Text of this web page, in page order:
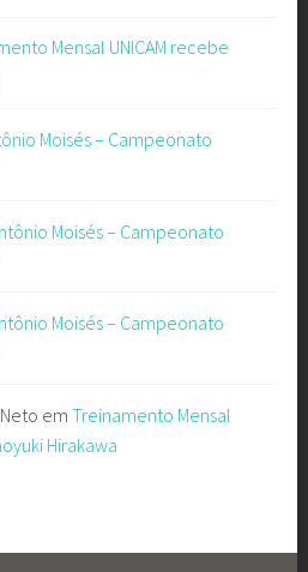
Mensal UNICAM recebe
Moisés – Campeonato
Moisés – Campeonato
Moisés – Campeonato
emTreinamento Mensal
Hirakawa